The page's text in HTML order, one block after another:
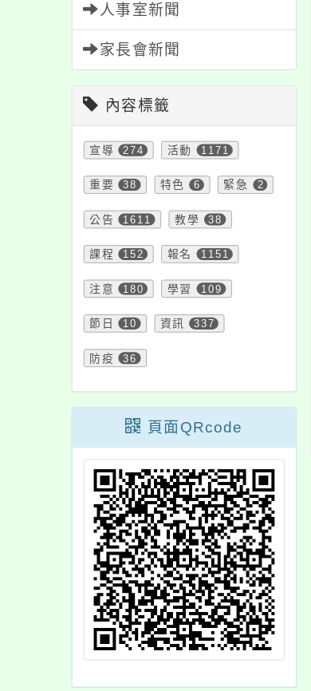
人事室新聞
家長會新聞
內容標籤
宣導 274 活動 1171
重要 38 特色 6 緊急 2
公告 1611 教學 38
課程 152 報名 1151
注意 180 學習 109
節日 10 資訊 337
防疫 36
頁面QRcode